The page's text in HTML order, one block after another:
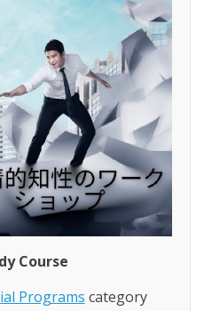
Course
Programs category